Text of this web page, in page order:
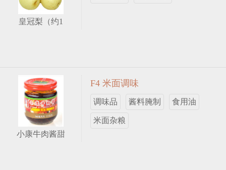
皇冠梨（约1
小康牛肉酱甜
F4 米面调味
调味品 酱料腌制 食用油
米面杂粮